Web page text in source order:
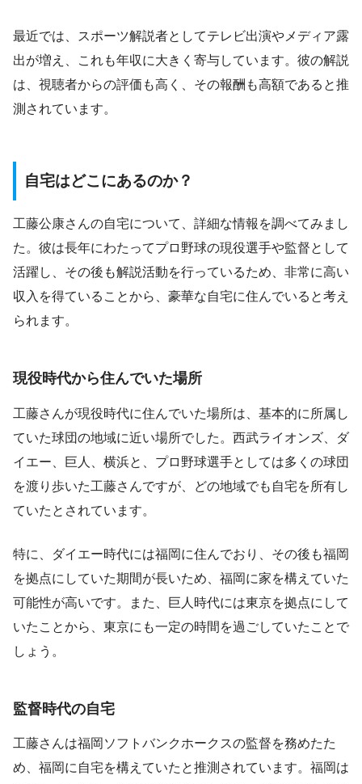
最近では、スポーツ解説者としてテレビ出演やメディア露
出が増え、これも年収に大きく寄与しています。彼の解説
は、視聴者からの評価も高く、その報酬も高額であると推
測されています。
自宅はどこにあるのか？
工藤公康さんの自宅について、詳細な情報を調べてみまし
た。彼は長年にわたってプロ野球の現役選手や監督として
活躍し、その後も解説活動を行っているため、非常に高い
収入を得ていることから、豪華な自宅に住んでいると考え
られます。
現役時代から住んでいた場所
工藤さんが現役時代に住んでいた場所は、基本的に所属し
ていた球団の地域に近い場所でした。西武ライオンズ、ダ
イエー、巨人、横浜と、プロ野球選手としては多くの球団
を渡り歩いた工藤さんですが、どの地域でも自宅を所有し
ていたとされています。
特に、ダイエー時代には福岡に住んでおり、その後も福岡
を拠点にしていた期間が長いため、福岡に家を構えていた
可能性が高いです。また、巨人時代には東京を拠点にして
いたことから、東京にも一定の時間を過ごしていたことで
しょう。
監督時代の自宅
工藤さんは福岡ソフトバンクホークスの監督を務めたた
め、福岡に自宅を構えていたと推測されています。福岡は